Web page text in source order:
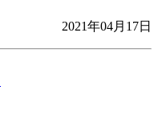
2021年04月17日